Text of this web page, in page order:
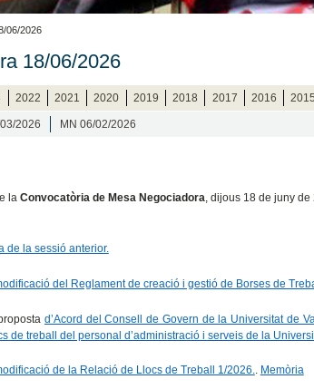
06/2026
18/06/2026
2022 2021 2020 2019 2018 2017 2016 2015
2026 MN 06/02/2026
la Convocatòria de Mesa Negociadora , dijous 18 de juny
de la sessió anterior.
del Reglament de creació i gestió de Borses de
d’Acord del Consell de Govern de la Universitat de
de treball del personal d’administració i serveis de la
de la Relació de Llocs de Treball 1/2026.. Memòria